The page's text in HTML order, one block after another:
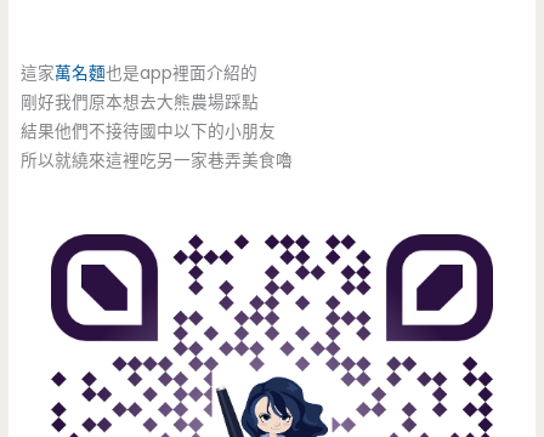
這家萬名麵也是app裡面介紹的
剛好我們原本想去大熊農場踩點
結果他們不接待國中以下的小朋友
所以就繞來這裡吃另一家巷弄美食嚕